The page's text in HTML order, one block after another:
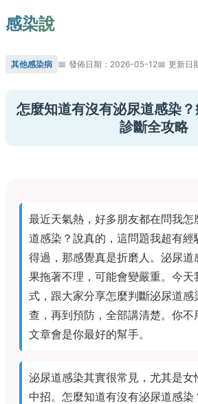
感染說
其他感染病 發佈日期：2026-05-12 更新日
怎麼知道有沒有泌尿道感染
診斷全攻略
最近天氣熱，好多朋友都在問我怎
道感染？說真的，這問題我超有經
得過，那感覺真是折磨人。泌尿道
果拖著不理，可能會變嚴重。今天
式，跟大家分享怎麼判斷泌尿道感
查，再到預防，全部講清楚。你不
文章會是你最好的幫手。
泌尿道感染其實很常見，尤其是女
中招。怎麼知道有沒有泌尿道感染